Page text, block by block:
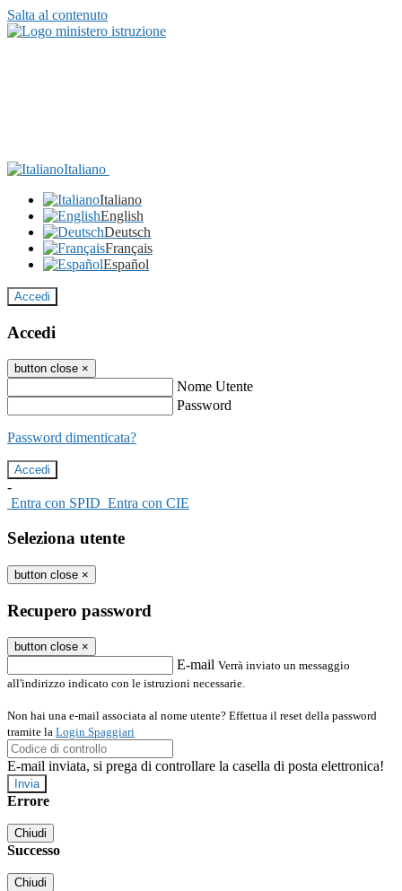
Salta al contenuto
Italiano
Italiano
English
Deutsch
Français
Español
Accedi
Accedi
button close ×
Nome Utente
Password
Password dimenticata?
-
Entra con SPID Entra con CIE
Seleziona utente
button close ×
Recupero password
button close ×
E-mail Verrà inviato un messaggio
all'indirizzo indicato con le istruzioni necessarie.
Non hai una e-mail associata al nome utente? Effettua il reset della password
tramite la Login Spaggiari
E-mail inviata, si prega di controllare la casella di posta elettronica!
Errore
Chiudi
Successo
Chiudi